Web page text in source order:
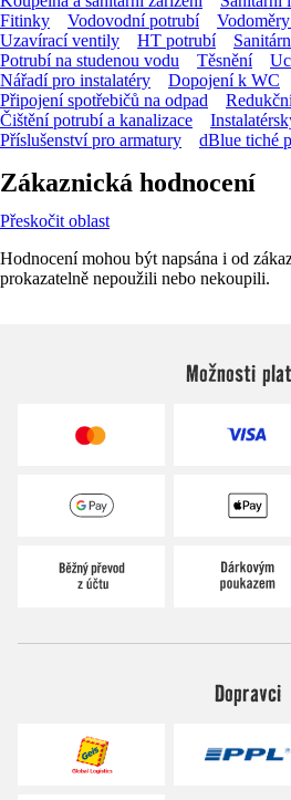
Fitinky
Vodovodní potrubí
Uzavírací ventily
HT potrubí
Potrubí na studenou vodu
Těsnění
Nářadí pro instalatéry
Dopojení k WC
Připojení spotřebičů na odpad
Čištění potrubí a kanalizace
Příslušenství pro armatury
dBlue tiché
Zákaznická hodnocení
Přeskočit oblast
Hodnocení mohou být napsána i od
prokazatelně nepoužili nebo nekoupili.
Možnosti
Dopravci